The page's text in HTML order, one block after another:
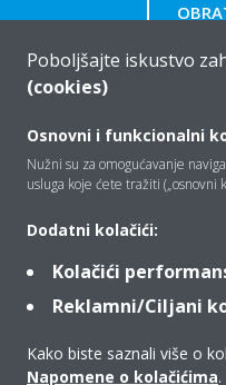
Tko smo mi
Rješenja
Kontakt
Poboljšajte iskustvo
(cookies)
Osnovni i funkcionalni
Nužni su za omogućavanje
usluga koje ćete tražiti („osnovni
Dodatni kolačići:
Kolačići
Reklamni/Ciljani
Kako biste saznali više o
Napomene o kolačićima.